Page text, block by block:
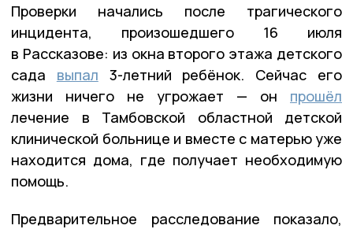
Проверки начались после трагического
инцидента, произошедшего 16 июля
в Рассказове: из окна второго этажа детского
сада выпал 3-летний ребёнок. Сейчас его
жизни ничего не угрожает — он прошёл
лечение в Тамбовской областной детской
клинической больнице и вместе с матерью уже
находится дома, где получает необходимую
помощь.
Предварительное расследование показало,